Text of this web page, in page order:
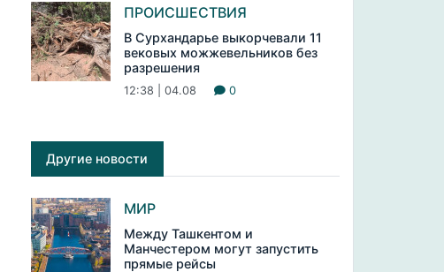
ПРОИСШЕСТВИЯ
В Сурхандарье выкорчевали 11
вековых можжевельников без
разрешения
12:38 | 04.08 0
Другие новости
МИР
Между Ташкентом и
Манчестером могут запустить
прямые рейсы